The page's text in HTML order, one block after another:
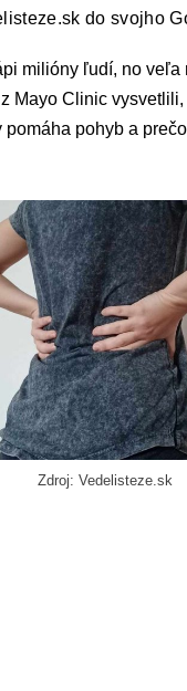
do svojho
milióny ľudí, no veľa
Mayo Clinic
pomáha pohyb a
Zdroj: Vedelisteze.sk